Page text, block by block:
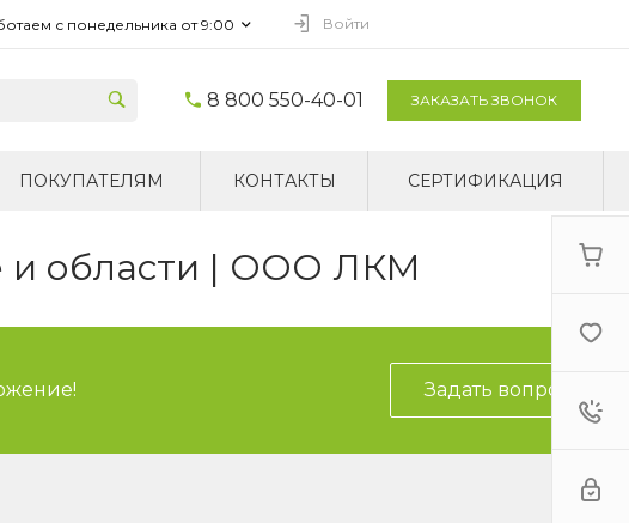
с понедельника от 9:00 Войти
8 800 550-40-01 ЗАКАЗАТЬ ЗВОНОК
ПОКУПАТЕЛЯМ КОНТАКТЫ СЕРТИФИКАЦИЯ
и области | ООО ЛКМ
Задать вопрос